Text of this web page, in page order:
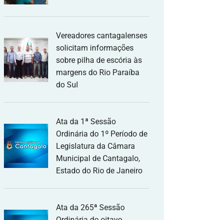
Vereadores cantagalenses
solicitam informações
sobre pilha de escória às
margens do Rio Paraíba
do Sul
Ata da 1ª Sessão
Ordinária do 1º Período de
Legislatura da Câmara
Municipal de Cantagalo,
Estado do Rio de Janeiro
Ata da 265ª Sessão